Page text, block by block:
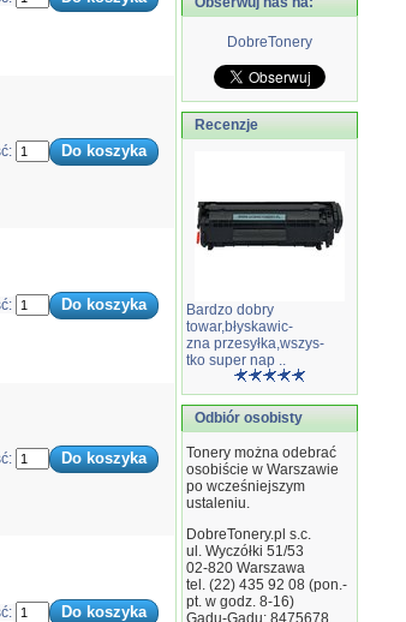
DobreTonery
Recenzje
Bardzo dobry
towar,błyskawic-
zna przesyłka,wszys-
tko super nap ..
Odbiór osobisty
Tonery można odebrać
osobiście w Warszawie
po wcześniejszym
ustaleniu.
DobreTonery.pl s.c.
ul. Wyczółki 51/53
02-820 Warszawa
tel. (22) 435 92 08 (pon.-
pt. w godz. 8-16)
Gadu-Gadu: 8475678